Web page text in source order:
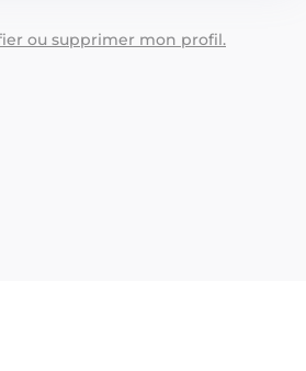
ou supprimer mon profil.